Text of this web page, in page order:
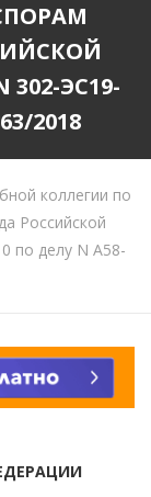
302-ЭС19-
2018
коллегии по
Российской
по делу N А58-